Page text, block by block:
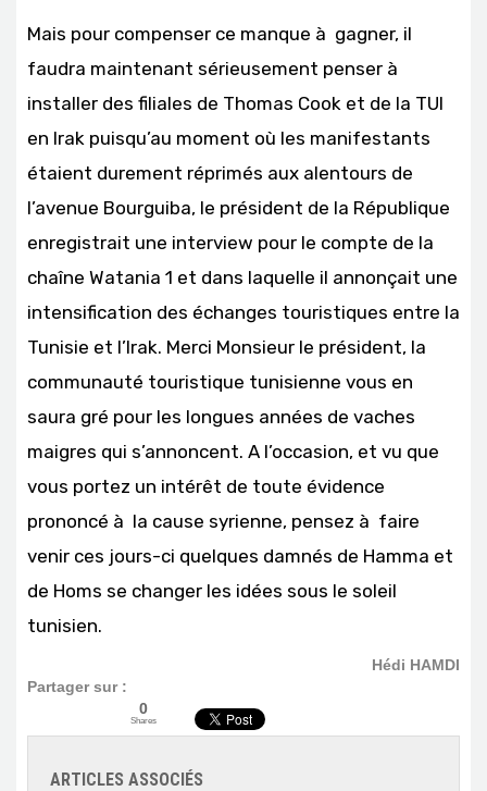
Mais pour compenser ce manque à gagner, il
faudra maintenant sérieusement penser à
installer des filiales de Thomas Cook et de la TUI
en Irak puisqu’au moment où les manifestants
étaient durement réprimés aux alentours de
l’avenue Bourguiba, le président de la République
enregistrait une interview pour le compte de la
chaîne Watania 1 et dans laquelle il annonçait une
intensification des échanges touristiques entre la
Tunisie et l’Irak. Merci Monsieur le président, la
communauté touristique tunisienne vous en
saura gré pour les longues années de vaches
maigres qui s’annoncent. A l’occasion, et vu que
vous portez un intérêt de toute évidence
prononcé à la cause syrienne, pensez à faire
venir ces jours-ci quelques damnés de Hamma et
de Homs se changer les idées sous le soleil
tunisien.
Hédi HAMDI
Partager sur :
0
Shares
ARTICLES ASSOCIÉS